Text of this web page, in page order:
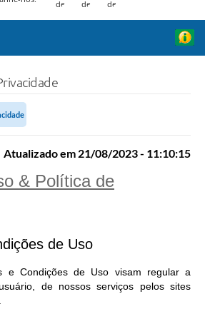
Atualizado em 21/08/2023 - 11:10:15
& Política de
de Uso
e Condições de Uso visam regular a
de nossos serviços pelos sites